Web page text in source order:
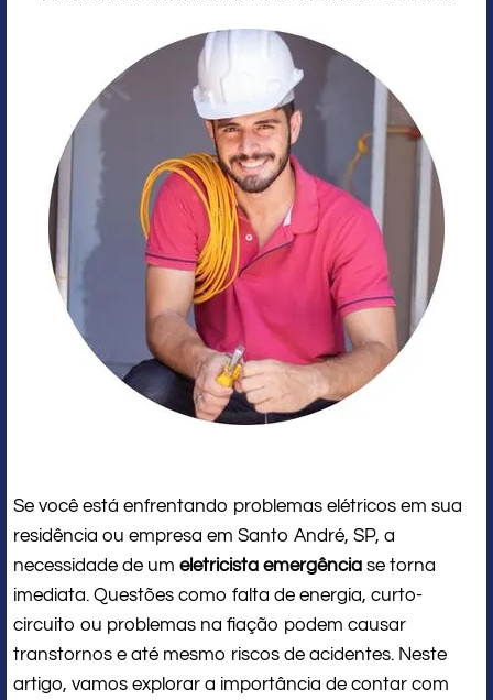
Se você está enfrentando problemas elétricos em sua
residência ou empresa em Santo André, SP, a
necessidade de um eletricista emergência se torna
imediata. Questões como falta de energia, curto-
circuito ou problemas na fiação podem causar
transtornos e até mesmo riscos de acidentes. Neste
artigo, vamos explorar a importância de contar com